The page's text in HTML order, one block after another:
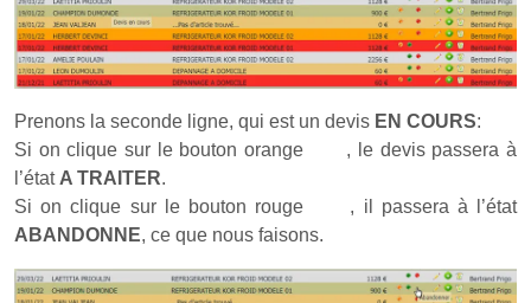
Prenons la seconde ligne, qui est un devis EN COURS:
Si on clique sur le bouton orange
, le devis passera à
l’étatA TRAITER.
Si on clique sur le bouton rouge
, il passera à l’état
ABANDONNE, ce que nous faisons.